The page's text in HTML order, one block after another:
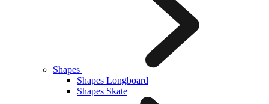
Shapes
Shapes Longboard
Shapes Skate